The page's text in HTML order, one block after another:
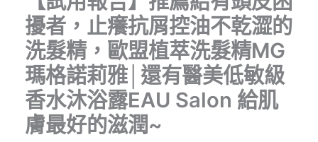
擾者，止癢抗屑控油不乾澀的
洗髮精，歐盟植萃洗髮精MG
瑪格諾莉雅│還有醫美低敏級
香水沐浴露EAU Salon 給肌
膚最好的滋潤~